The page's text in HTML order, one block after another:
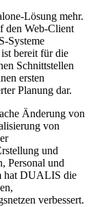
Lösung mehr.
den Web-Client
Systeme
bereit für die
Schnittstellen
ersten
Planung dar.
Änderung von
von
und
Personal und
hat DUALIS die
verbessert.